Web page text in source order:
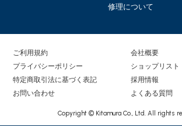
修理について
ご利用規約
プライバシーポリシー
特定商取引法に基づく表記
お問い合わせ
会社概要
ショップリスト
採用情報
よくある質問
Copyright © Kitamura Co., Ltd. All rights